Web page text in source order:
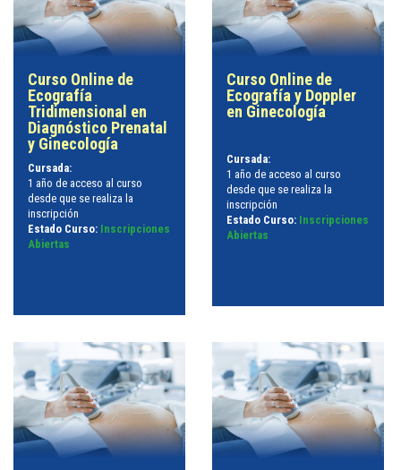
Curso Online de
Ecografía
Tridimensional en
Diagnóstico Prenatal
y Ginecología
Cursada:
1 año de acceso al curso
desde que se realiza la
inscripción
Estado Curso: Inscripciones
Abiertas
Curso Online de
Ecografía y Doppler
en Ginecología
Cursada:
1 año de acceso al curso
desde que se realiza la
inscripción
Estado Curso: Inscripciones
Abiertas